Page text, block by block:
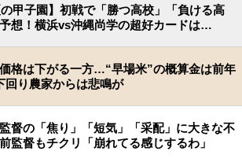
の甲子園】初戦で「勝つ高校」「負ける高
想！横浜vs沖縄尚学の超好カードは…
格は下がる一方…“早場米”の概算金は前年
回り農家からは悲鳴が
督の「焦り」「短気」「采配」に大きな不
監督もチクリ「崩れてる感じするわ」